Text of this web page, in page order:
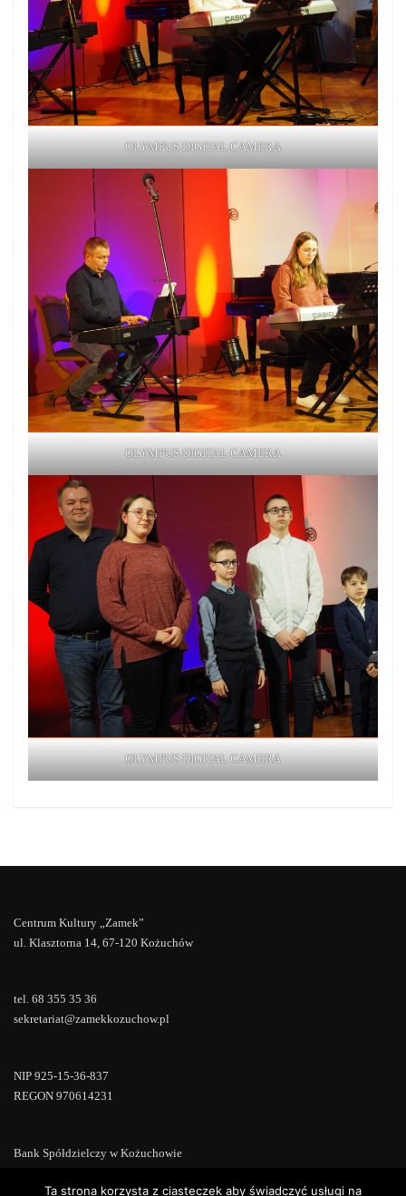
OLYMPUS DIGITAL CAMERA
OLYMPUS DIGITAL CAMERA
OLYMPUS DIGITAL CAMERA
Centrum Kultury „Zamek”
ul. Klasztorna 14, 67-120 Kożuchów
tel. 68 355 35 36
sekretariat@zamekkozuchow.pl
NIP 925-15-36-837
REGON 970614231
Bank Spółdzielczy w Kożuchowie
Ta strona korzysta z ciasteczek aby świadczyć usługi na